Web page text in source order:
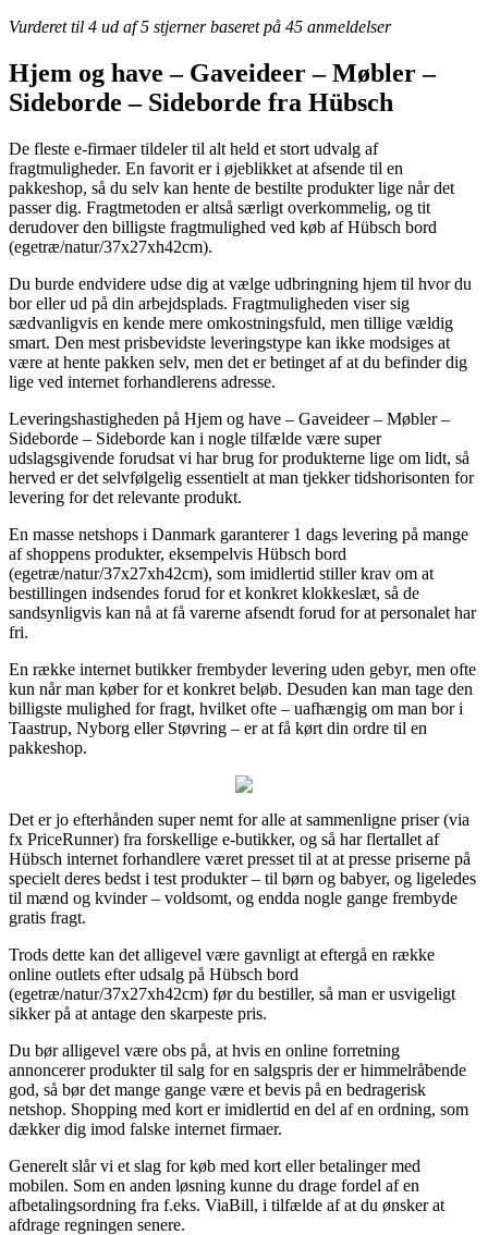
Vurderet til 4 ud af 5 stjerner baseret på 45 anmeldelser
Hjem og have – Gaveideer – Møbler –
Sideborde – Sideborde fra Hübsch
De fleste e-firmaer tildeler til alt held et stort udvalg af
fragtmuligheder. En favorit er i øjeblikket at afsende til en
pakkeshop, så du selv kan hente de bestilte produkter lige når det
passer dig. Fragtmetoden er altså særligt overkommelig, og tit
derudover den billigste fragtmulighed ved køb af Hübsch bord
(egetræ/natur/37x27xh42cm).
Du burde endvidere udse dig at vælge udbringning hjem til hvor du
bor eller ud på din arbejdsplads. Fragtmuligheden viser sig
sædvanligvis en kende mere omkostningsfuld, men tillige vældig
smart. Den mest prisbevidste leveringstype kan ikke modsiges at
være at hente pakken selv, men det er betinget af at du befinder dig
lige ved internet forhandlerens adresse.
Leveringshastigheden på Hjem og have – Gaveideer – Møbler –
Sideborde – Sideborde kan i nogle tilfælde være super
udslagsgivende forudsat vi har brug for produkterne lige om lidt, så
herved er det selvfølgelig essentielt at man tjekker tidshorisonten for
levering for det relevante produkt.
En masse netshops i Danmark garanterer 1 dags levering på mange
af shoppens produkter, eksempelvis Hübsch bord
(egetræ/natur/37x27xh42cm), som imidlertid stiller krav om at
bestillingen indsendes forud for et konkret klokkeslæt, så de
sandsynligvis kan nå at få varerne afsendt forud for at personalet har
fri.
En række internet butikker frembyder levering uden gebyr, men ofte
kun når man køber for et konkret beløb. Desuden kan man tage den
billigste mulighed for fragt, hvilket ofte – uafhængig om man bor i
Taastrup, Nyborg eller Støvring – er at få kørt din ordre til en
pakkeshop.
Det er jo efterhånden super nemt for alle at sammenligne priser (via
fx PriceRunner) fra forskellige e-butikker, og så har flertallet af
Hübsch internet forhandlere været presset til at at presse priserne på
specielt deres bedst i test produkter – til børn og babyer, og ligeledes
til mænd og kvinder – voldsomt, og endda nogle gange frembyde
gratis fragt.
Trods dette kan det alligevel være gavnligt at eftergå en række
online outlets efter udsalg på Hübsch bord
(egetræ/natur/37x27xh42cm) før du bestiller, så man er usvigeligt
sikker på at antage den skarpeste pris.
Du bør alligevel være obs på, at hvis en online forretning
annoncerer produkter til salg for en salgspris der er himmelråbende
god, så bør det mange gange være et bevis på en bedragerisk
netshop. Shopping med kort er imidlertid en del af en ordning, som
dækker dig imod falske internet firmaer.
Generelt slår vi et slag for køb med kort eller betalinger med
mobilen. Som en anden løsning kunne du drage fordel af en
afbetalingsordning fra f.eks. ViaBill, i tilfælde af at du ønsker at
afdrage regningen senere.